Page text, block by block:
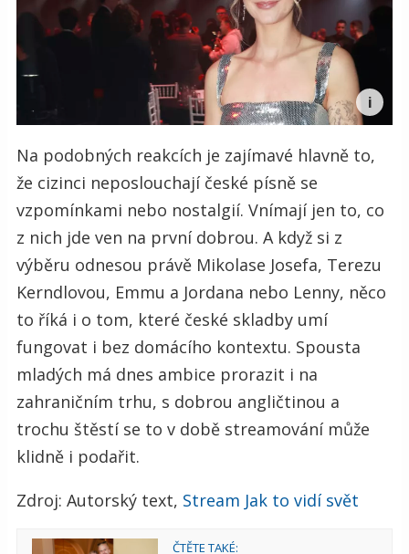
Na podobných reakcích je zajímavé hlavně to,
že cizinci neposlouchají české písně se
vzpomínkami nebo nostalgií. Vnímají jen to, co
z nich jde ven na první dobrou. A když si z
výběru odnesou právě Mikolase Josefa, Terezu
Kerndlovou, Emmu a Jordana nebo Lenny, něco
to říká i o tom, které české skladby umí
fungovat i bez domácího kontextu. Spousta
mladých má dnes ambice prorazit i na
zahraničním trhu, s dobrou angličtinou a
trochu štěstí se to v době streamování může
klidně i podařit.
Zdroj: Autorský text, Stream Jak to vidí svět
ČTĚTE TAKÉ: